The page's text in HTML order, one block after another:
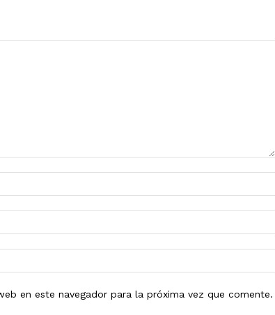
en este navegador para la próxima vez que comente.